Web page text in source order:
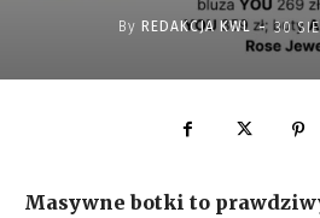
By REDAKCJA KWL - 30
Masywne botki to